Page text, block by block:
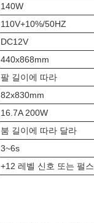
140W
110V+10%/50HZ
DC12V
440x868mm
팔 길이에 따라
82x830mm
16.7A 200W
붐 길이에 따라 달라
3~6s
+12 레벨 신호 또는 펄